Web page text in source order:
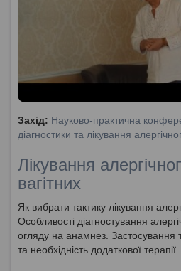
Захід: Науково-практична
діагностики та лікування
Лікування
вагітних
Як вибрати тактику лікування
Особливості діагностування
огляду на анамнез. Застосування
та необхідність додаткової терапії.